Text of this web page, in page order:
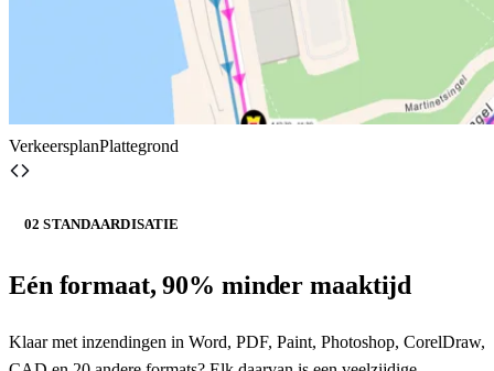
VerkeersplanPlattegrond
02 STANDAARDISATIE
Eén formaat, 90% minder maaktijd
Klaar met inzendingen in Word, PDF, Paint, Photoshop, CorelDraw,